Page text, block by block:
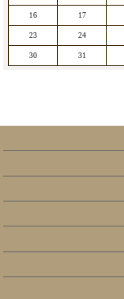
16 17
23 24
30 31